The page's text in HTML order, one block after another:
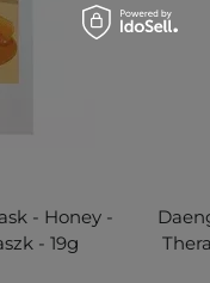
- Honey -
- 19g